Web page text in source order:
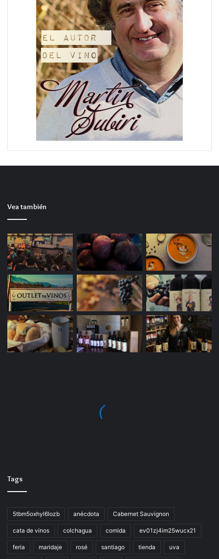
Vea también
Tags
5tbm5oxhyl6lozb anécdota Cabernet Sauvignon
cata de vinos colchagua comida ev01zj4im25wucx21
feria maridaje rosé santiago tienda uva